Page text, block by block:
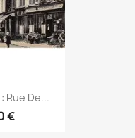
Rue De...
€